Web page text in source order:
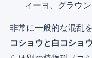
ィーヨ、グラウン
非常に一般的な混乱
コショウと白コショ